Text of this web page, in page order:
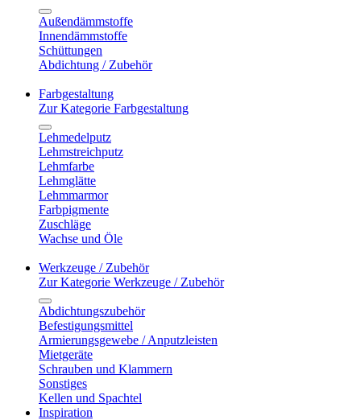
Außendämmstoffe
Innendämmstoffe
Schüttungen
Abdichtung / Zubehör
Farbgestaltung
Zur Kategorie Farbgestaltung
Lehmedelputz
Lehmstreichputz
Lehmfarbe
Lehmglätte
Lehmmarmor
Farbpigmente
Zuschläge
Wachse und Öle
Werkzeuge / Zubehör
Zur Kategorie Werkzeuge / Zubehör
Abdichtungszubehör
Befestigungsmittel
Armierungsgewebe / Anputzleisten
Mietgeräte
Schrauben und Klammern
Sonstiges
Kellen und Spachtel
Inspiration